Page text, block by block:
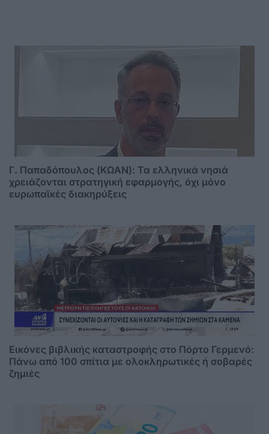
Γ. Παπαδόπουλος (ΚΩΑΝ): Τα ελληνικά νησιά
χρειάζονται στρατηγική εφαρμογής, όχι μόνο
ευρωπαϊκές διακηρύξεις
Εικόνες βιβλικής καταστροφής στο Πόρτο Γερμενό:
Πάνω από 100 σπίτια με ολοκληρωτικές ή σοβαρές
ζημιές